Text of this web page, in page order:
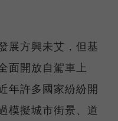
展方興未艾，但基
面開放自駕車上
年許多國家紛紛開
模擬城市街景、道